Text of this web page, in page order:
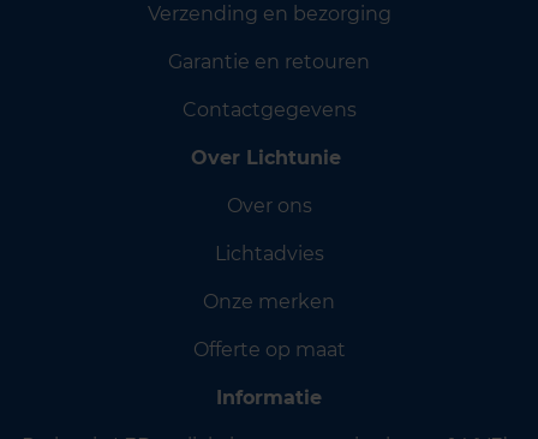
Verzending en bezorging
Garantie en retouren
Contactgegevens
Over Lichtunie
Over ons
Lichtadvies
Onze merken
Offerte op maat
Informatie